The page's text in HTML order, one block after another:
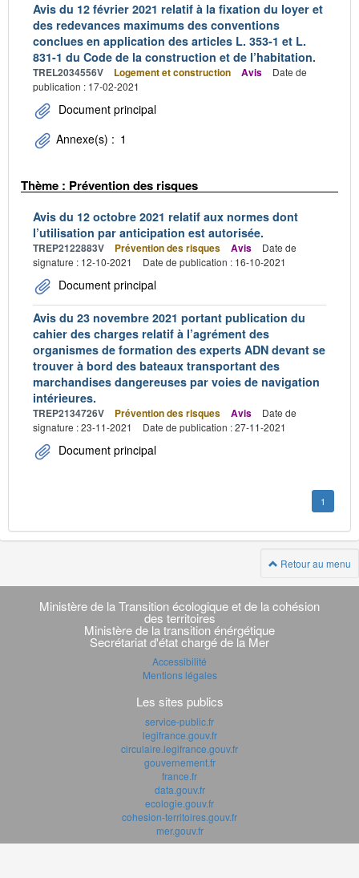
Avis du 12 février 2021 relatif à la fixation du loyer et
des redevances maximums des conventions
conclues en application des articles L. 353-1 et L.
831-1 du Code de la construction et de l’habitation.
TREL2034556V Logement et construction Avis
Date de
publication : 17-02-2021
Document principal
Annexe(s) : 1
Thème : Prévention des risques
Avis du 12 octobre 2021 relatif aux normes dont
l’utilisation par anticipation est autorisée.
TREP2122883V Prévention des risques Avis
Date de
signature : 12-10-2021
Date de publication : 16-10-2021
Document principal
Avis du 23 novembre 2021 portant publication du
cahier des charges relatif à l’agrément des
organismes de formation des experts ADN devant se
trouver à bord des bateaux transportant des
marchandises dangereuses par voies de navigation
intérieures.
TREP2134726V Prévention des risques Avis
Date de
signature : 23-11-2021
Date de publication : 27-11-2021
Document principal
1
Retour au menu
Navigation
transverse
Ministère de la Transition écologique et de la cohésion
des territoires
Ministère de la transition énérgétique
Secrétariat d'état chargé de la Mer
Accessibilité
Mentions légales
Les sites publics
service-public.fr
legifrance.gouv.fr
circulaire.legifrance.gouv.fr
gouvernement.fr
france.fr
data.gouv.fr
ecologie.gouv.fr
cohesion-territoires.gouv.fr
mer.gouv.fr